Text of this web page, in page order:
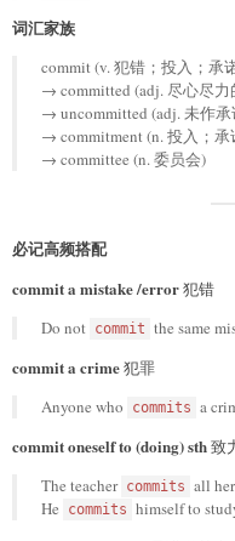
词汇家族
commit (v. 犯错；投入；承
→ committed (adj. 尽心尽力
→ uncommitted (adj. 未作承
→ commitment (n. 投入；
→ committee (n. 委员会)
必记高频搭配
commit a mistake /error犯错
Do not commit the same
commit a crime犯罪
Anyone who
commits a
commit oneself to (doing) sth致
The teacher commits all
He
commits himself to